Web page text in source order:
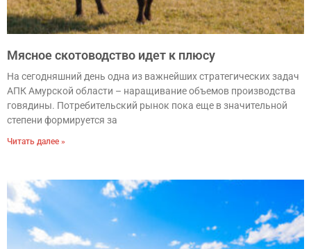
Мясное скотоводство идет к плюсу
На сегодняшний день одна из важнейших стратегических задач
АПК Амурской области – наращивание объемов производства
говядины. Потребительский рынок пока еще в значительной
степени формируется за
Читать далее »